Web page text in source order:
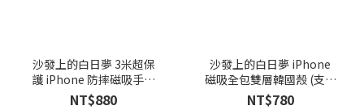
沙發上的白日夢 3米超保
護 iPhone 防摔磁吸手機
殼 (支援Magsafe)
NT$880
沙發上的白日夢 iPhone
磁吸全包雙層韓國殼 (支援
Magsafe)
NT$780